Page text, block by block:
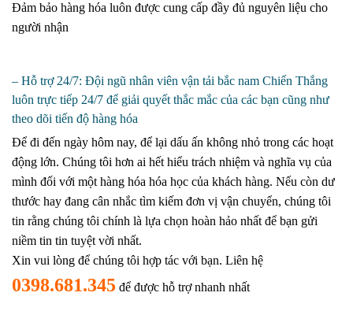
Đảm bảo hàng hóa luôn được cung cấp đầy đủ nguyên liệu cho
người nhận
– Hỗ trợ 24/7: Đội ngũ nhân viên vận tải bắc nam Chiến Thắng
luôn trực tiếp 24/7 để giải quyết thắc mắc của các bạn cũng như
theo dõi tiến độ hàng hóa
Để đi đến ngày hôm nay, để lại dấu ấn không nhỏ trong các hoạt
động lớn. Chúng tôi hơn ai hết hiểu trách nhiệm và nghĩa vụ của
mình đối với một hàng hóa hóa học của khách hàng. Nếu còn dư
thước hay đang cân nhắc tìm kiếm đơn vị vận chuyển, chúng tôi
tin rằng chúng tôi chính là lựa chọn hoàn hảo nhất để bạn gửi
niềm tin tin tuyệt vời nhất.
Xin vui lòng để chúng tôi hợp tác với bạn. Liên hệ
0398.681.345 để được hỗ trợ nhanh nhất